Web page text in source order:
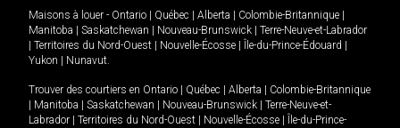
Maisons à louer - Ontario Québec Alberta Colombie-Britannique
Manitoba
Saskatchewan Nouveau-Brunswick
Terre-Neuve-et-Labrador
Territoires du Nord-Ouest Nouvelle-Écosse Île-du-Prince-Édouard
Yukon
Nunavut.
Trouver des courtiers en Ontario Québec Alberta
Colombie-Britannique
Manitoba Saskatchewan Nouveau-Brunswick
Terre-Neuve-et-
Labrador
Territoires du Nord-Ouest Nouvelle-Écosse
Île-du-Prince-